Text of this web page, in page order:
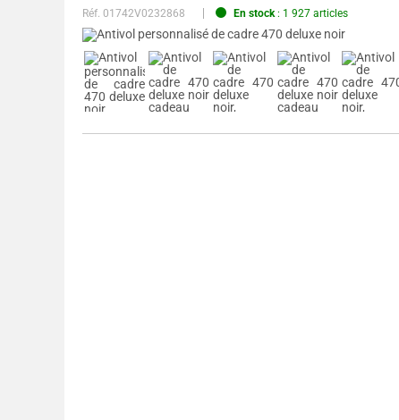
Réf. 01742V0232868 En stock: 1 927 articles